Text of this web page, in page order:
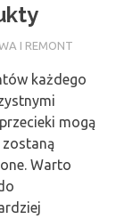
I REMONT
każdego
mogą
zostaną
Warto